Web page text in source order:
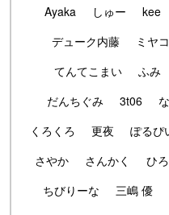
Ayaka
しゅー kee
デューク内藤
ミヤ
てんてこまい
ふみ
だんちぐみ
3t06
くろくろ
更夜 ぽるぴ
さやか
さんかく ひろ
ちびりーな
三嶋 優